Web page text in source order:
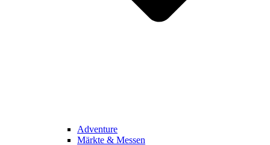
Adventure
Märkte & Messen